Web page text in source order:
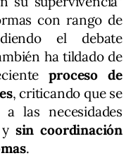
con rango de
el debate
ha tildado de
proceso de
, criticando que se
las necesidades
sin coordinación
.